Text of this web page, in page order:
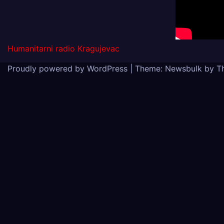
Humanitarni radio Kragujevac
Proudly powered by WordPress
Theme: Newsbulk by